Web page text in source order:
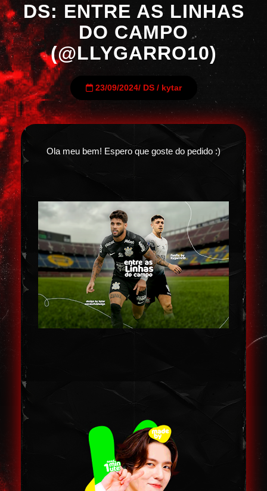
DS: ENTRE AS LINHAS
DO CAMPO
(@LLYGARRO10)
23/09/2024/ DS/ kytar
Ola meu bem! Espero que goste do pedido :)